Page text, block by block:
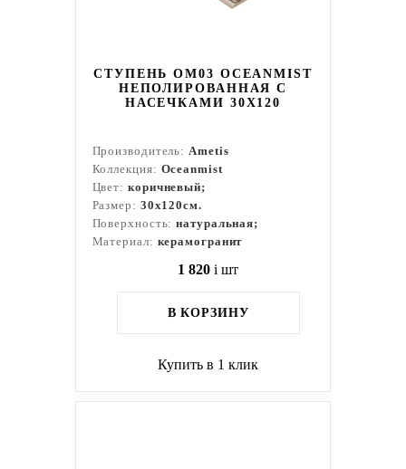
СТУПЕНЬ OM03 OCEANMIST
НЕПОЛИРОВАННАЯ С
НАСЕЧКАМИ 30X120
Производитель:Ametis
Коллекция: Oceanmist
Цвет: коричневый;
Размер: 30x120см.
Поверхность:натуральная;
Материал: керамогранит
1 820 i шт
В КОРЗИНУ
Купить в 1 клик